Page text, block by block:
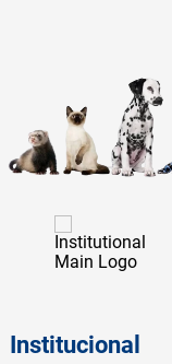
Institucional